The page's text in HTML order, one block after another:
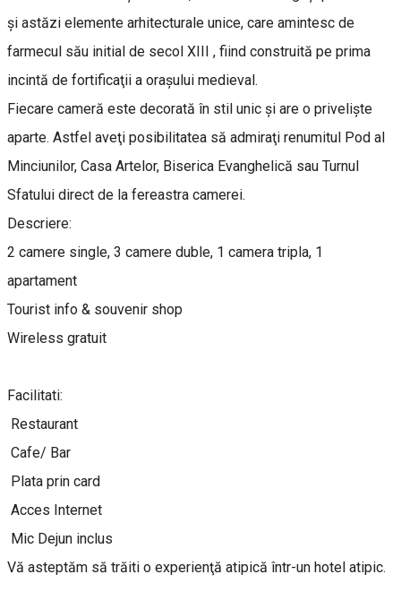
şi astăzi elemente arhitecturale unice, care amintesc de
farmecul său initial de secol XIII , fiind construită pe prima
incintă de fortificaţii a oraşului medieval.
Fiecare cameră este decorată în stil unic şi are o privelişte
aparte. Astfel aveţi posibilitatea să admiraţi renumitul Pod al
Minciunilor, Casa Artelor, Biserica Evanghelică sau Turnul
Sfatului direct de la fereastra camerei.
Descriere:
2 camere single, 3 camere duble, 1 camera tripla, 1
apartament
Tourist info & souvenir shop
Wireless gratuit
Facilitati:
Restaurant
Cafe/ Bar
Plata prin card
Acces Internet
Mic Dejun inclus
Vă asteptăm să trăiti o experienţă atipică într-un hotel atipic.